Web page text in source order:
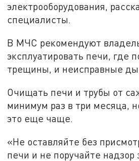
электрооборудования,
специалисты.
В МЧС рекомендуют
эксплуатировать печи, где
трещины, и неисправные
Очищать печи и трубы от
минимум раз в три месяца,
это еще чаще.
«Не оставляйте без
печи и не поручайте надзор